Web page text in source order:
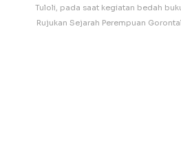
Tuloli, pada saat kegiatan bedah
Rujukan Sejarah Perempuan